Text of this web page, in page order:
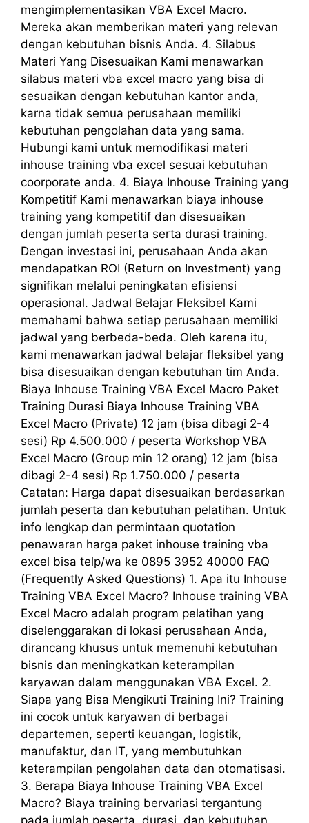
mengimplementasikan VBA Excel Macro.
Mereka akan memberikan materi yang relevan
dengan kebutuhan bisnis Anda. 4. Silabus
Materi Yang Disesuaikan Kami menawarkan
silabus materi vba excel macro yang bisa di
sesuaikan dengan kebutuhan kantor anda,
karna tidak semua perusahaan memiliki
kebutuhan pengolahan data yang sama.
Hubungi kami untuk memodifikasi materi
inhouse training vba excel sesuai kebutuhan
coorporate anda. 4. Biaya Inhouse Training yang
Kompetitif Kami menawarkan biaya inhouse
training yang kompetitif dan disesuaikan
dengan jumlah peserta serta durasi training.
Dengan investasi ini, perusahaan Anda akan
mendapatkan ROI (Return on Investment) yang
signifikan melalui peningkatan efisiensi
operasional. Jadwal Belajar Fleksibel Kami
memahami bahwa setiap perusahaan memiliki
jadwal yang berbeda-beda. Oleh karena itu,
kami menawarkan jadwal belajar fleksibel yang
bisa disesuaikan dengan kebutuhan tim Anda.
Biaya Inhouse Training VBA Excel Macro Paket
Training Durasi Biaya Inhouse Training VBA
Excel Macro (Private) 12 jam (bisa dibagi 2-4
sesi) Rp 4.500.000 / peserta Workshop VBA
Excel Macro (Group min 12 orang) 12 jam (bisa
dibagi 2-4 sesi) Rp 1.750.000 / peserta
Catatan: Harga dapat disesuaikan berdasarkan
jumlah peserta dan kebutuhan pelatihan. Untuk
info lengkap dan permintaan quotation
penawaran harga paket inhouse training vba
excel bisa telp/wa ke 0895 3952 40000 FAQ
(Frequently Asked Questions) 1. Apa itu Inhouse
Training VBA Excel Macro? Inhouse training VBA
Excel Macro adalah program pelatihan yang
diselenggarakan di lokasi perusahaan Anda,
dirancang khusus untuk memenuhi kebutuhan
bisnis dan meningkatkan keterampilan
karyawan dalam menggunakan VBA Excel. 2.
Siapa yang Bisa Mengikuti Training Ini? Training
ini cocok untuk karyawan di berbagai
departemen, seperti keuangan, logistik,
manufaktur, dan IT, yang membutuhkan
keterampilan pengolahan data dan otomatisasi.
3. Berapa Biaya Inhouse Training VBA Excel
Macro? Biaya training bervariasi tergantung
pada jumlah peserta, durasi, dan kebutuhan